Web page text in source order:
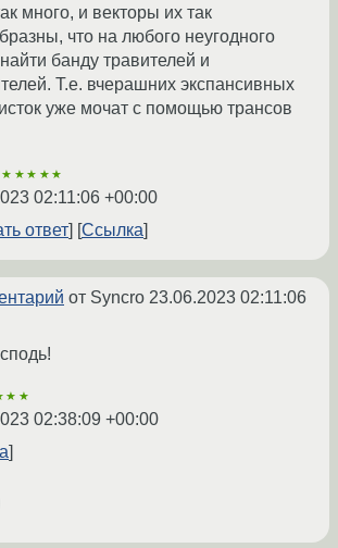
много, и векторы их так
что на любого неугодного
банду травителей и
Т.е. вчерашних экспансивных
уже мочат с помощью трансов
★★★★★
02:11:06 +00:00
ответ
Ссылка
от Syncro 23.06.2023 02:11:06
02:38:09 +00:00